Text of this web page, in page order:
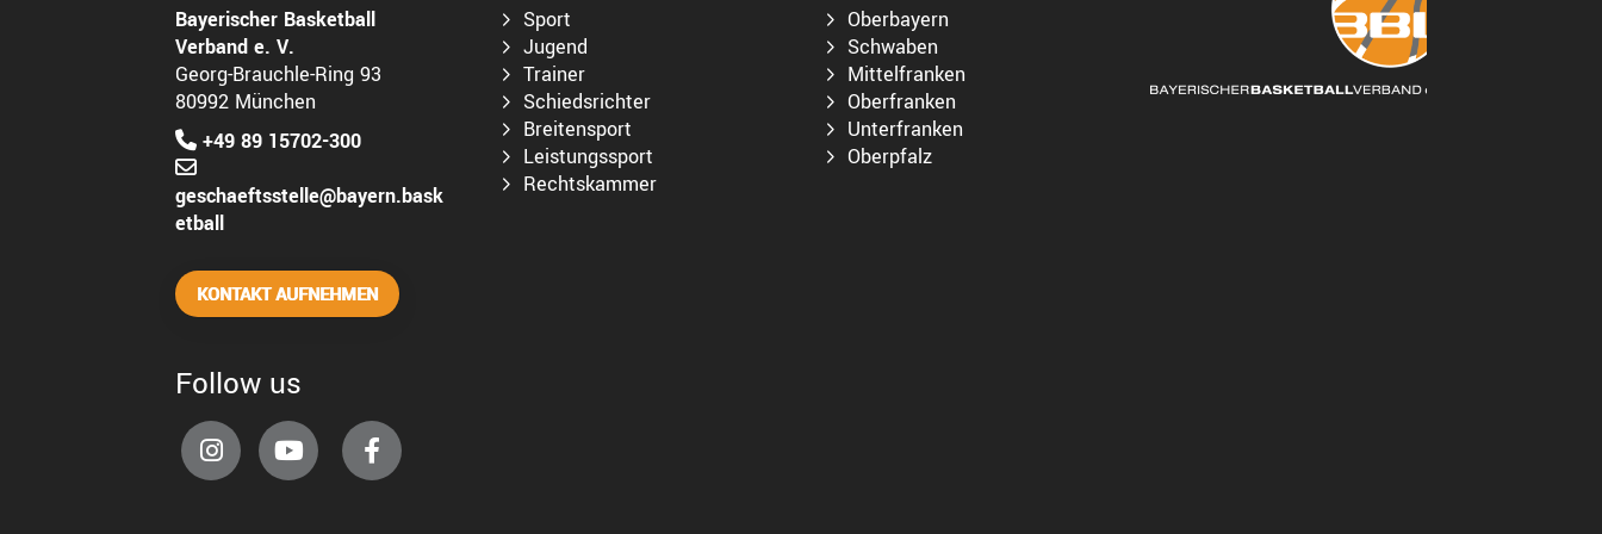
Bayerischer Basketball
Verband e. V.
Georg-Brauchle-Ring 93
80992 München
+49 89 15702-300
geschaeftsstelle@bayern.bask
etball
KONTAKT AUFNEHMEN
Sport
Jugend
Trainer
Schiedsrichter
Breitensport
Leistungssport
Rechtskammer
Oberbayern
Schwaben
Mittelfranken
Oberfranken
Unterfranken
Oberpfalz
Follow us